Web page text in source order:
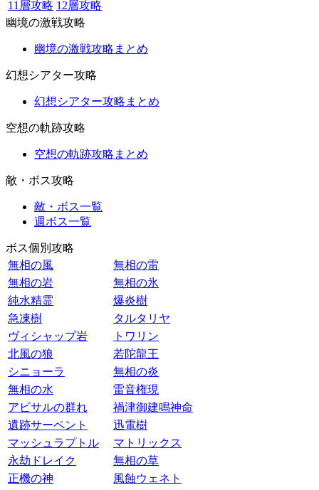
11層攻略 12層攻略
幽境の激戦攻略
幽境の激戦攻略まとめ
幻想シアター攻略
幻想シアター攻略まとめ
空想の軌跡攻略
空想の軌跡攻略まとめ
敵・ボス攻略
敵・ボス一覧
週ボス一覧
ボス個別攻略
無相の風
無相の雷
無相の岩
無相の氷
純水精霊
爆炎樹
急凍樹
タルタリヤ
ヴィシャップ岩
トワリン
北風の狼
若陀龍王
シニョーラ
無相の炎
無相の水
雷音権現
アビサルの群れ
禍津御建鳴神命
遺跡サーペント
迅電樹
マッシュラプトル
マトリックス
永劫ドレイク
無相の草
正機の神
風蝕ウェネト